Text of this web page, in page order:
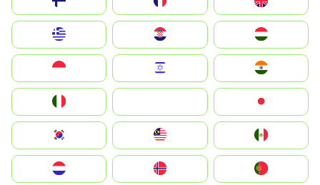
Magyarország
South Korea